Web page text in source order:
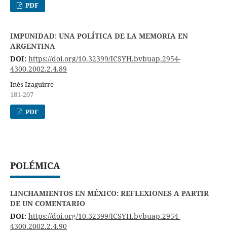
PDF
IMPUNIDAD: UNA POLÍTICA DE LA MEMORIA EN
ARGENTINA
DOI: https://doi.org/10.32399/ICSYH.bvbuap.2954-
4300.2002.2.4.89
Inés Izaguirre
181-207
PDF
POLÉMICA
LINCHAMIENTOS EN MÉXICO: REFLEXIONES A PARTIR
DE UN COMENTARIO
DOI: https://doi.org/10.32399/ICSYH.bvbuap.2954-
4300.2002.2.4.90